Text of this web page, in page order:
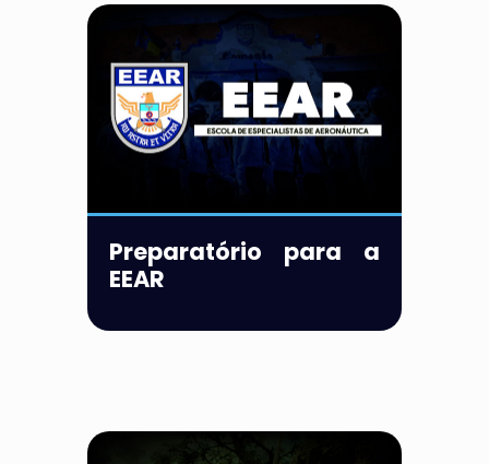
Preparatório para a
EEAR